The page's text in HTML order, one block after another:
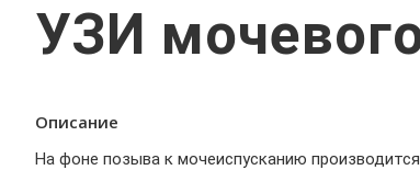
УЗИ
Описание
На фоне позыва к мочеиспусканию